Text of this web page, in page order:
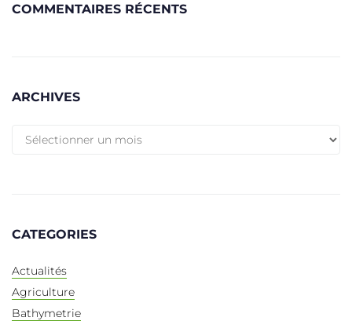
COMMENTAIRES RÉCENTS
ARCHIVES
CATEGORIES
Actualités
Agriculture
Bathymetrie